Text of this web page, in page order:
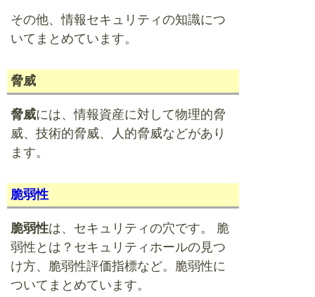
その他、情報セキュリティの知識につ
いてまとめています。
脅威
脅威には、情報資産に対して物理的脅
威、技術的脅威、人的脅威などがあり
ます。
脆弱性
脆弱性は、セキュリティの穴です。 脆
弱性とは？セキュリティホールの見つ
け方、脆弱性評価指標など。脆弱性に
ついてまとめています。